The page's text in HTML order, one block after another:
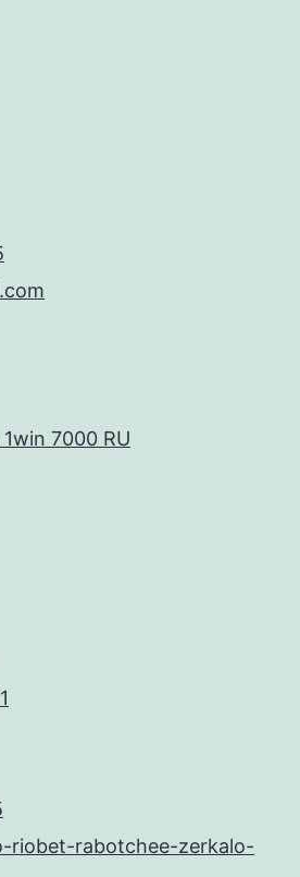
7000 RU
riobet-rabotchee-zerkalo-